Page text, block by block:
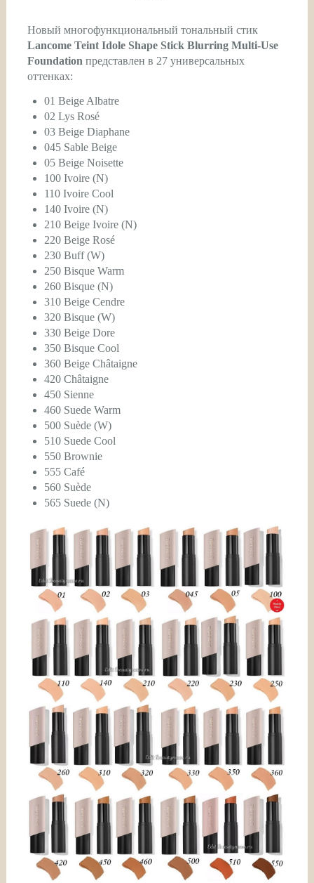
Новый многофункциональный тональный стик
Lancome Teint Idole Shape Stick Blurring Multi-Use
Foundationпредставлен в 27 универсальных
оттенках:
01 Beige Albatre
02 Lys Rosé
03 Beige Diaphane
045 Sable Beige
05 Beige Noisette
100 Ivoire (N)
110 Ivoire Cool
140 Ivoire (N)
210 Beige Ivoire (N)
220 Beige Rosé
230 Buff (W)
250 Bisque Warm
260 Bisque (N)
310 Beige Cendre
320 Bisque (W)
330 Beige Dore
350 Bisque Cool
360 Beige Châtaigne
420 Châtaigne
450 Sienne
460 Suede Warm
500 Suède (W)
510 Suede Cool
550 Brownie
555 Café
560 Suède
565 Suede (N)